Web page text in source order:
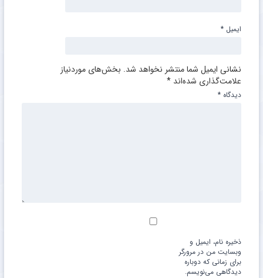
نشانی ایمیل شما منتشر نخواهد شد. بخش‌های موردنیاز
علامت‌گذاری شده‌اند *
دیدگاه *
ایمیل *
ذخیره نام، ایمیل و
وبسایت من در مرورگر
برای زمانی که دوباره
دیدگاهی می‌نویسم.